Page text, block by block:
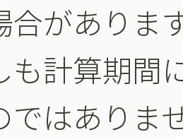
合がありま
も計算期間
ではありま